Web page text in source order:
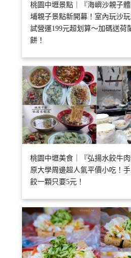
桃園中壢景點｜『海嶼沙親子
埔親子景點新開幕！室內玩沙
試營運199元超划算～加碼送荷
餅！
桃園中壢美食｜『弘揚水餃牛
原大學周邊超人氣平價小吃！
餃一顆只要5元！